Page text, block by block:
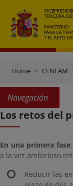
Home CENEAM
Navegación
Los retos del
En una primera fase
a la vez ambicioso
Reducir las